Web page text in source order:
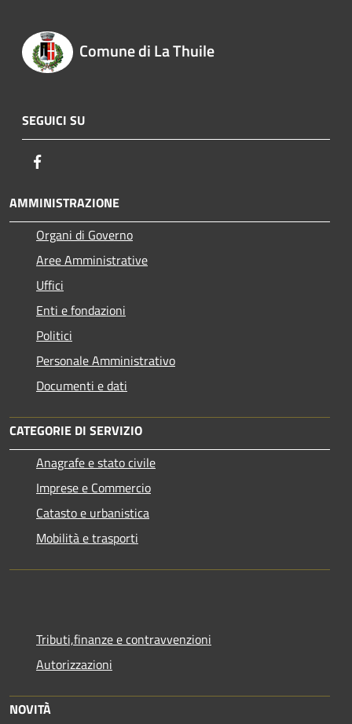
Comune di La Thuile
SEGUICI SU
AMMINISTRAZIONE
Organi di Governo
Aree Amministrative
Uffici
Enti e fondazioni
Politici
Personale Amministrativo
Documenti e dati
CATEGORIE DI SERVIZIO
Anagrafe e stato civile
Imprese e Commercio
Catasto e urbanistica
Mobilità e trasporti
Tributi,finanze e contravvenzioni
Autorizzazioni
NOVITÀ